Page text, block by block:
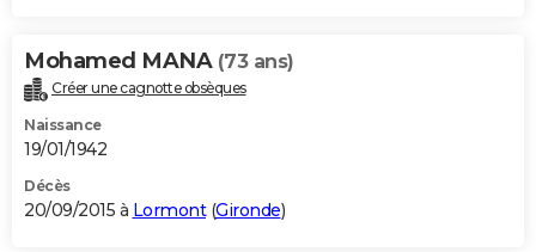
Mohamed MANA (73 ans)
Créer une cagnotte obsèques
Naissance
19/01/1942
Décès
20/09/2015 à Lormont(Gironde)